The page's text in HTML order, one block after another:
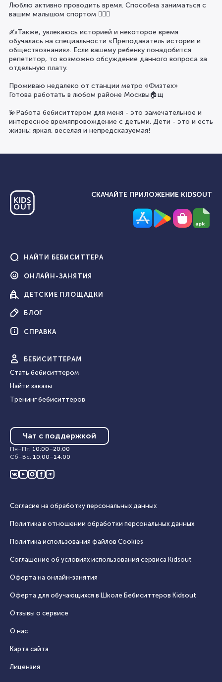
Люблю активно проводить время. Способна заниматься с
вашим малышом спортом ⛹🏻‍♀️
✍️Также, увлекаюсь историей и некоторое время
обучалась на специальности «Преподаватель истории и
обществознания». Если вашему ребенку понадобится
репетитор, то возможно обсуждение данного вопроса за
отдельную плату.
Проживаю недалеко от станции метро «Физтех»
Готова работать в любом районе Москвы🏠щ
💫Работа бебиситтером для меня - это замечательное и
интересное времяпровождение с детьми. Дети - это и есть
жизнь: яркая, веселая и непредсказуемая!
СКАЧАЙТЕ ПРИЛОЖЕНИЕ KIDSOUT
НАЙТИ БЕБИСИТТЕРА
ОНЛАЙН-ЗАНЯТИЯ
ДЕТСКИЕ ПЛОЩАДКИ
БЛОГ
СПРАВКА
БЕБИ СИТТЕРАМ
Стать бебиситтером
Найти заказы
Тренинг бебиситтеров
Чат с поддержкой
Пн–Пт: 10:00–20:00
Сб–Вс: 10:00–14:00
Согласие на обработку персональных данных
Политика в отношении обработки персональных данных
Политика использования файлов Cookies
Соглашение об условиях использования сервиса Кidsout
Оферта на онлайн‑занятия
Оферта для обучающихся в Школе Бебиситтеров Kidsout
Отзывы о сервисе
О нас
Карта сайта
Лицензия